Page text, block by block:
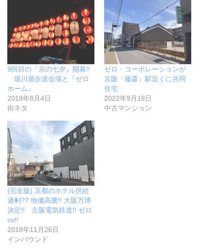
9回目の『京の七夕』開幕!!
堀川遊歩道会場と『ゼロ
ホーム』
2018年8月4日
街ネタ
ゼロ・コーポレーションが
京阪「藤森」駅近くに共同
住宅
2022年9月18日
中古マンション
(完全版) 京都のホテル供給
過剰?? 地価高騰!! 大阪万博
決定!! 京阪電気鉄道!! ゼロ
co!!
2018年11月26日
インバウンド